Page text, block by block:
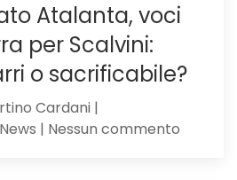
Atalanta, voci
per Scalvini:
o sacrificabile?
Cardani |
News | Nessun commento